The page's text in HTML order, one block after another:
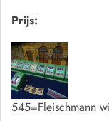
Prijs:
545=Fleischmann